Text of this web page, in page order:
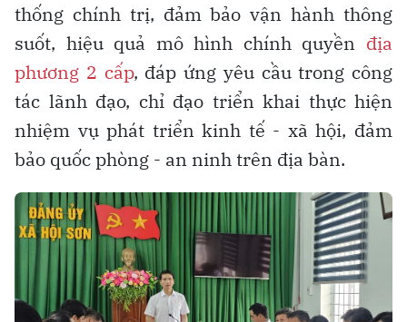
thống chính trị, đảm bảo vận hành thông
suốt, hiệu quả mô hình chính quyền địa
phương 2 cấp, đáp ứng yêu cầu trong công
tác lãnh đạo, chỉ đạo triển khai thực hiện
nhiệm vụ phát triển kinh tế - xã hội, đảm
bảo quốc phòng - an ninh trên địa bàn.